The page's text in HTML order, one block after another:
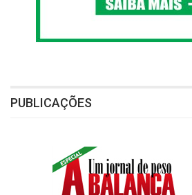
PUBLICAÇÕES